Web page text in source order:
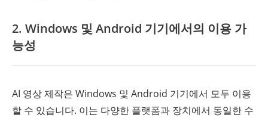
2. Windows 및 Android 기기에서의 이용 가
능성
AI 영상 제작은 Windows 및 Android 기기에서 모두 이용
할 수 있습니다. 이는 다양한 플랫폼과 장치에서 동일한 수